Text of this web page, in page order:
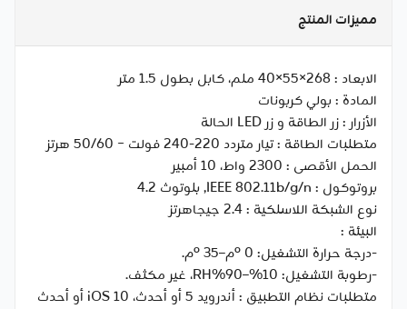
مميزات المنتج
الابعاد :268×55×40 ملم، كابل بطول 1.5 متر
المادة : بولي كربونات
الأزرار :زر الطاقة و زر LED الحالة
متطلبات الطاقة :تيار متردد 220-240 فولت ~ 50/60 هرتز
الحمل الأقصى : 2300 واط، 10 أمبير
بروتوكول : IEEE 802.11b/g/n, بلوتوث 4.2
نوع الشبكة اللاسلكية :2.4 جيجاهرتز
البيئة :
-درجة حرارة التشغيل: 0 ºم–35 ºم.
-رطوبة التشغيل: 10%–90%RH، غير مكثف.
متطلبات نظام التطبيق :أندرويد 5 أو أحدث، iOS 10 أو أحدث